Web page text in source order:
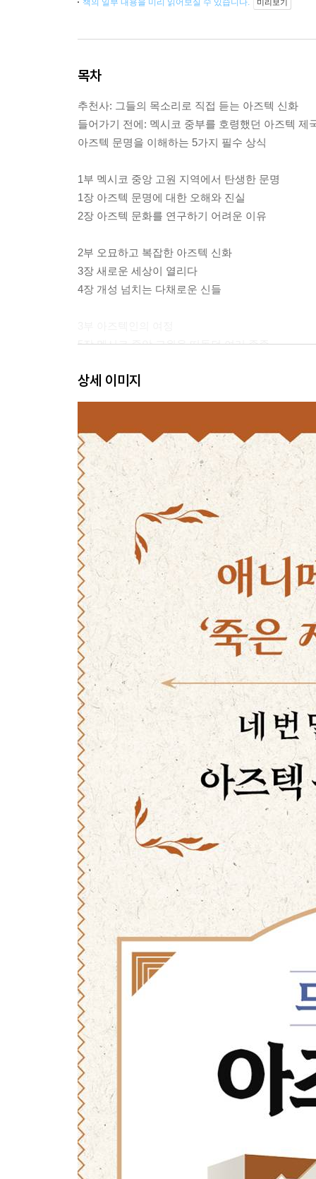
책의 일부 내용을 미리 읽어보실 수 있습니다. 미리보기
목차
추천사: 그들의 목소리로 직접 듣는 아즈텍 신화
들어가기 전에: 멕시코 중부를 호령했던 아즈텍 제
아즈텍 문명을 이해하는 5가지 필수 상식
1부 멕시코 중앙 고원 지역에서 탄생한 문명
1장 아즈텍 문명에 대한 오해와 진실
2장 아즈텍 문화를 연구하기 어려운 이유
2부 오묘하고 복잡한 아즈텍 신화
3장 새로운 세상이 열리다
4장 개성 넘치는 다채로운 신들
5장 멕시코 중앙 고원을 떠돌던 여러 종족
4부 역사와 전설의 희미한 경계
8장 아즈텍 제국의 흥망성쇠
5부 신으로부터 계시를 받은 이들
9장 영적 믿음을 지녔던 아즈텍 사람들
10장 신의 뜻을 피하거나 받들기 위한 의식
11장 아즈텍의 ‘희생 제의’ 바로 알기
6부 가톨릭과의 융합 그리고 멕시코의 오늘
12장 스페인의 침략과 아즈텍의 몰락
13장 ‘죽은 자들의 날’과 전통을 보호하는 사람들
참고문헌
이미지 출처
상세 이미지